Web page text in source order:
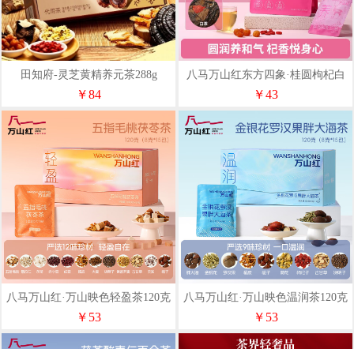
田知府-灵芝黄精养元茶288g
￥84
八马万山红东方四象·桂圆枸杞白
茶60克VF0011
￥43
八马万山红·万山映色轻盈茶120克
（五指毛桃茯苓茶)
￥53
八马万山红·万山映色温润茶120克
(金银花胖大海罗汉果茶)
￥53